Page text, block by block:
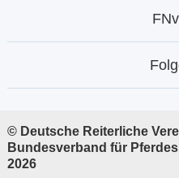
© Deutsche Reiterliche
Bundesverband für
2026